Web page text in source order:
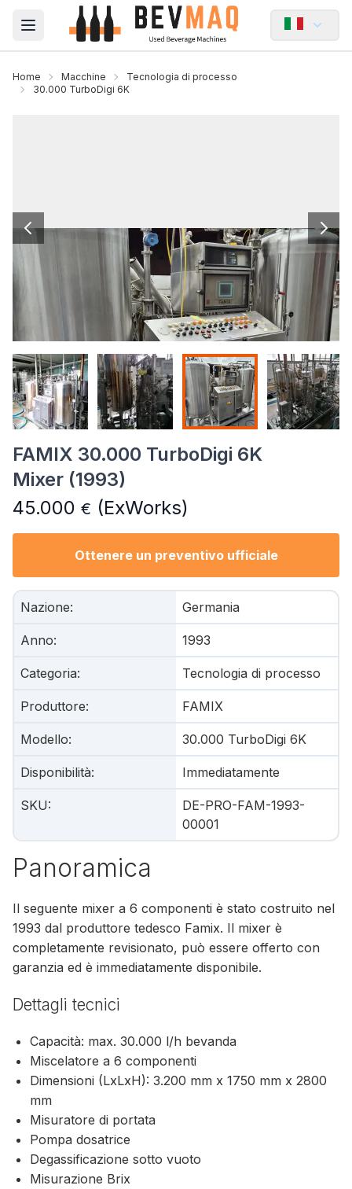
Open main menu
Home Macchine
Tecnologia di processo
30.000 TurboDigi 6K
FAMIX 30.000 TurboDigi 6K
Mixer (1993)
45.000 € (ExWorks)
Ottenere un preventivo ufficiale
Nazione: Germania
Anno: 1993
Categoria: Tecnologia di processo
Produttore: FAMIX
Modello: 30.000 TurboDigi 6K
Disponibilità: Immediatamente
SKU:
DE-PRO-FAM-1993-
00001
Panoramica
Il seguente mixer a 6 componenti è stato costruito nel
1993 dal produttore tedesco Famix. Il mixer è
completamente revisionato, può essere offerto con
garanzia ed è immediatamente disponibile.
Dettagli tecnici
Capacità: max. 30.000 l/h bevanda
Miscelatore a 6 componenti
Dimensioni (LxLxH): 3.200 mm x 1750 mm x 2800
mm
Misuratore di portata
Pompa dosatrice
Degassificazione sotto vuoto
Misurazione Brix